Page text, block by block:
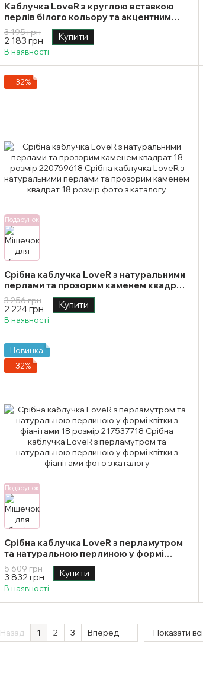
Каблучка LoveR з круглою вставкою
перлів білого кольору та акцентним
кільцевим обрамленням 18 розмір
3 195 грн
2 183 грн Купити
В наявності
Подарунок
−32%
Срібна каблучка LoveR з натуральними
перлами та прозорим каменем квадрат
18 розмір
3 256 грн
2 224 грн Купити
В наявності
Подарунок
Новинка
−32%
Срібна каблучка LoveR з перламутром
та натуральною перлиною у формі
квітки з фіанітами 18 розмір
5 609 грн
3 832 грн Купити
В наявності
Назад 1 2 3 Вперед Показати всі